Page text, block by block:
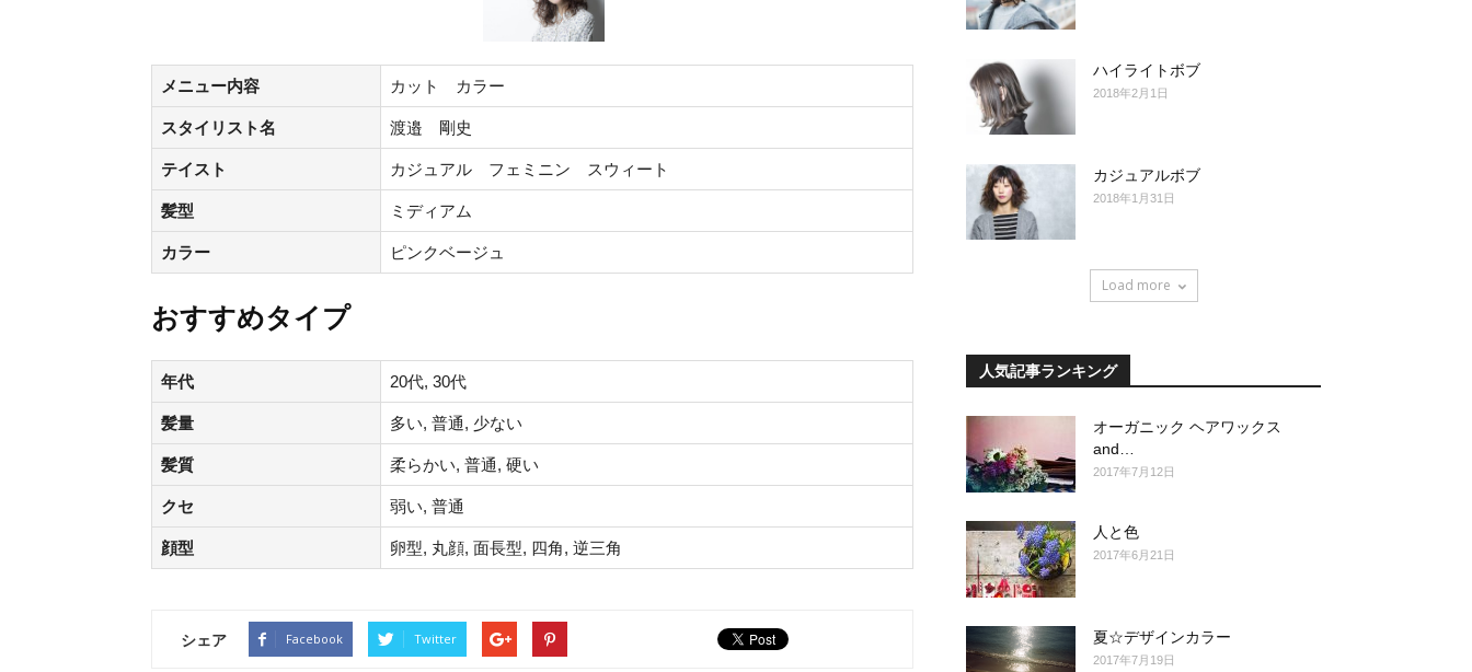
メニュー内容 カット カラー
スタイリスト名 渡邉 剛史
テイスト カジュアル フェミニン スウィート
髪型 ミディアム
カラー ピンクベージュ
おすすめタイプ
年代 20代, 30代
髪量 多い, 普通, 少ない
髪質 柔らかい, 普通, 硬い
クセ 弱い, 普通
顔型 卵型, 丸顔, 面長型, 四角, 逆三角
シェア Facebook Twitter
ハイライトボブ
2018年2月1日
カジュアルボブ
2018年1月31日
Load more
人気記事ランキング
オーガニック ヘアワックス
and…
2017年7月12日
人と色
2017年6月21日
夏☆デザインカラー
2017年7月19日